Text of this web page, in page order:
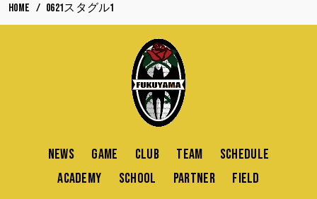
HOME 0621スタグル1
NEWS GAME CLUB TEAM
SCHEDULE
ACADEMY
SCHOOL PARTNER FIELD